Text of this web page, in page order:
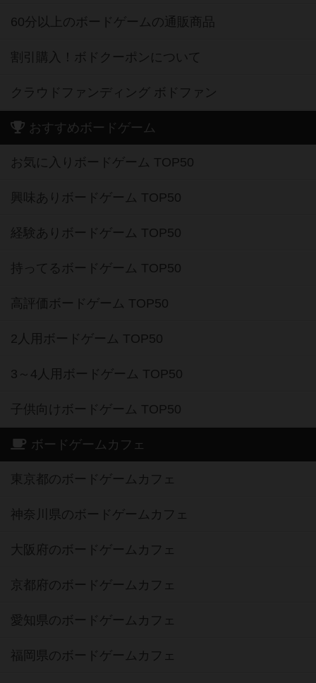
60分以上のボードゲームの通販商品
割引購入！ボドクーポンについて
クラウドファンディング ボドファン
おすすめボードゲーム
お気に入りボードゲーム TOP50
興味ありボードゲーム TOP50
経験ありボードゲーム TOP50
持ってるボードゲーム TOP50
高評価ボードゲーム TOP50
2人用ボードゲーム TOP50
3～4人用ボードゲーム TOP50
子供向けボードゲーム TOP50
ボードゲームカフェ
東京都のボードゲームカフェ
神奈川県のボードゲームカフェ
大阪府のボードゲームカフェ
京都府のボードゲームカフェ
愛知県のボードゲームカフェ
福岡県のボードゲームカフェ